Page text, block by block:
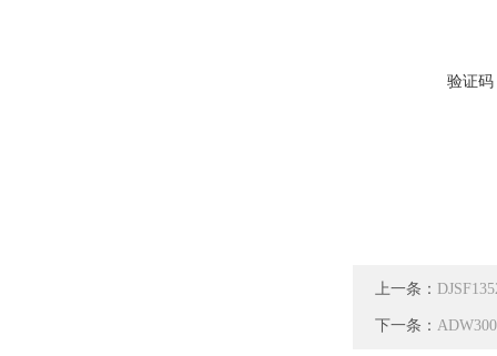
验证码
上一条：
下一条：